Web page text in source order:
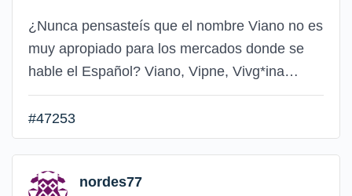
¿Nunca pensasteís que el nombre Viano no es
muy apropiado para los mercados donde se
hable el Español? Viano, Vipne, Vivg*ina…
#47253
nordes77